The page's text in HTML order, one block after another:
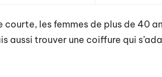
courte, les femmes de plus de 40
aussi trouver une coiffure qui